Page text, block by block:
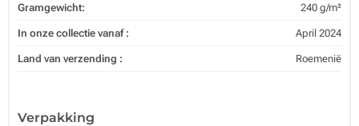
Gramgewicht: 240 g/m²
In onze collectie vanaf : April 2024
Land van verzending : Roemenië
Verpakking